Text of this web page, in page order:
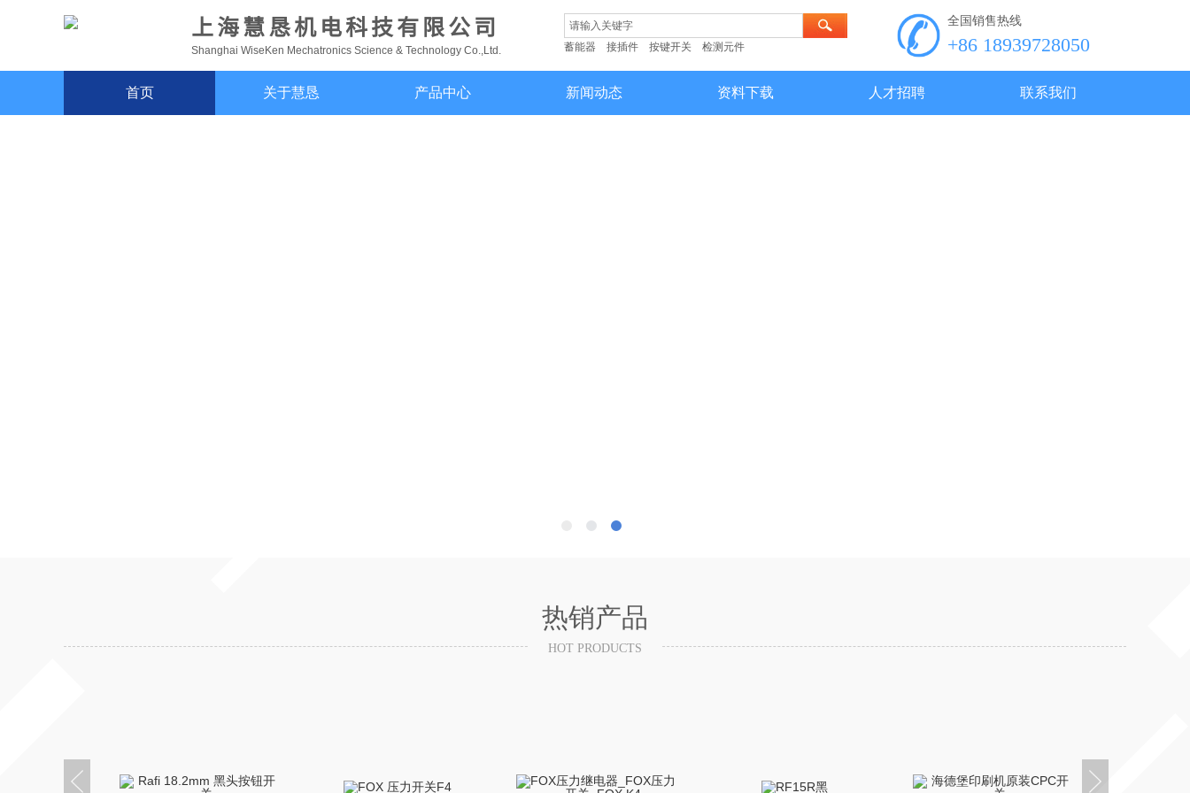
上海慧恳机电科技有限公司
Shanghai WiseKen Mechatronics Science & Technology Co.,Ltd.
全国销售热线
+86 18939728050
蓄能器 接插件 按键开关 检测元件
首页 关于慧恳 产品中心 新闻动态 资料下载 人才招聘 联系我们
热销产品
HOT PRODUCTS